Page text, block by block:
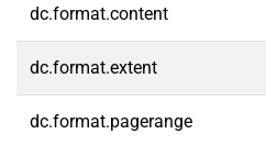
dc.format.content
dc.format.extent
dc.format.pagerange